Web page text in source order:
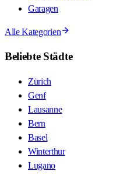
Garagen
Alle Kategorien
Beliebte Städte
Zürich
Genf
Lausanne
Bern
Basel
Winterthur
Lugano